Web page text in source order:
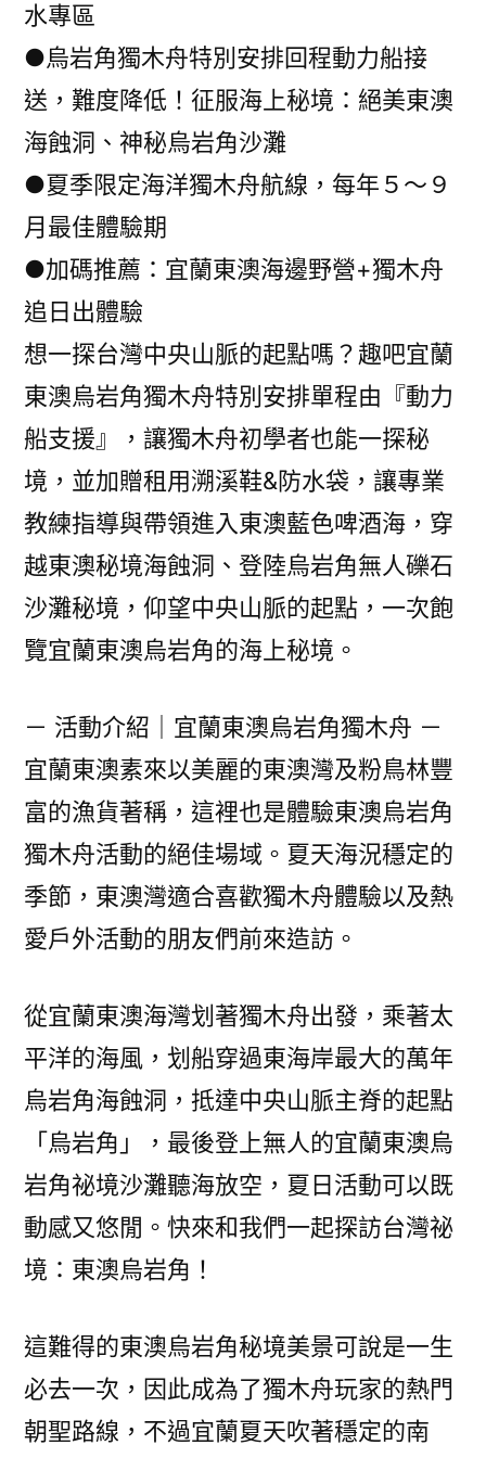
水專區
●烏岩角獨木舟特別安排回程動力船接
送，難度降低！征服海上秘境：絕美東澳
海蝕洞、神秘烏岩角沙灘
●夏季限定海洋獨木舟航線，每年５～９
月最佳體驗期
●加碼推薦：宜蘭東澳海邊野營+獨木舟
追日出體驗
想一探台灣中央山脈的起點嗎？趣吧宜蘭
東澳烏岩角獨木舟特別安排單程由『動力
船支援』，讓獨木舟初學者也能一探秘
境，並加贈租用溯溪鞋&防水袋，讓專業
教練指導與帶領進入東澳藍色啤酒海，穿
越東澳秘境海蝕洞、登陸烏岩角無人礫石
沙灘秘境，仰望中央山脈的起點，一次飽
覽宜蘭東澳烏岩角的海上秘境。
－ 活動介紹｜宜蘭東澳烏岩角獨木舟 －
宜蘭東澳素來以美麗的東澳灣及粉鳥林豐
富的漁貨著稱，這裡也是體驗東澳烏岩角
獨木舟活動的絕佳場域。夏天海況穩定的
季節，東澳灣適合喜歡獨木舟體驗以及熱
愛戶外活動的朋友們前來造訪。
從宜蘭東澳海灣划著獨木舟出發，乘著太
平洋的海風，划船穿過東海岸最大的萬年
烏岩角海蝕洞，抵達中央山脈主脊的起點
「烏岩角」，最後登上無人的宜蘭東澳烏
岩角祕境沙灘聽海放空，夏日活動可以既
動感又悠閒。快來和我們一起探訪台灣祕
境：東澳烏岩角！
這難得的東澳烏岩角秘境美景可說是一生
必去一次，因此成為了獨木舟玩家的熱門
朝聖路線，不過宜蘭夏天吹著穩定的南